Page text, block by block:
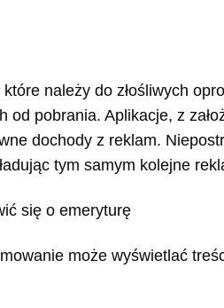
należy do złośliwych
pobrania. Aplikacje, z
dochody z reklam.
tym samym kolejne
się o emeryturę
może wyświetlać